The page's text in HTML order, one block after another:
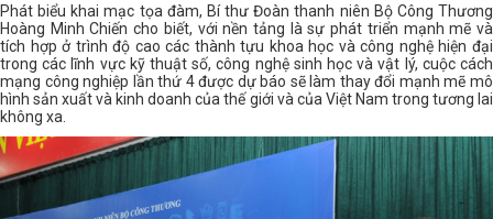
Phát biểu khai mạc tọa đàm, Bí thư Đoàn thanh niên Bộ Công Thương
Hoàng Minh Chiến cho biết, với nền tảng là sự phát triển mạnh mẽ và
tích hợp ở trình độ cao các thành tựu khoa học và công nghệ hiện đại
trong các lĩnh vực kỹ thuật số, công nghệ sinh học và vật lý, cuộc cách
mạng công nghiệp lần thứ 4 được dự báo sẽ làm thay đổi mạnh mẽ mô
hình sản xuất và kinh doanh của thế giới và của Việt Nam trong tương lai
không xa.